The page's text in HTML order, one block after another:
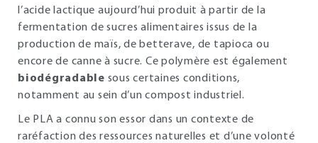
l’acide lactique aujourd’hui produit à partir de la
fermentation de sucres alimentaires issus de la
production de maïs, de betterave, de tapioca ou
encore de canne à sucre. Ce polymère est également
biodégradable sous certaines conditions,
notamment au sein d’un compost industriel.
Le PLA a connu son essor dans un contexte de
raréfaction des ressources naturelles et d’une volonté